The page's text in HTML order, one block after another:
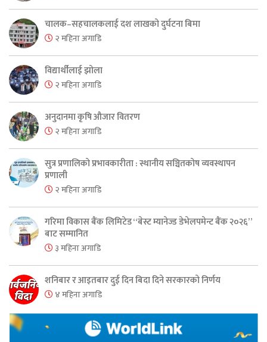
चालक–सहचालकलाई दश लाखको दुर्घटना बिमा
२ महिना अगाडि
विद्यार्थीलाई झोला
२ महिना अगाडि
अनुदानमा कृषि औजार वितरण
२ महिना अगाडि
सुत्र प्रणालिको प्रभावकारीता : स्थानीय सञ्चितकोष व्यवस्थापन
प्रणाली
२ महिना अगाडि
गरिमा विकास बैंक लिमिटेड “बेस्ट म्यानेज्ड डेभेलपमेन्ट बैंक २०२६”
बाट सम्मानित
३ महिना अगाडि
शनिबार र आइतबार दुई दिन बिदा दिने सरकारको निर्णय
४ महिना अगाडि